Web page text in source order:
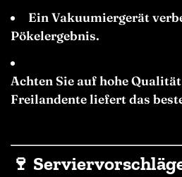
Ein Vakuumiergerät
Pökelergebnis.
Achten Sie auf hohe
Freilandente liefert das
🍷